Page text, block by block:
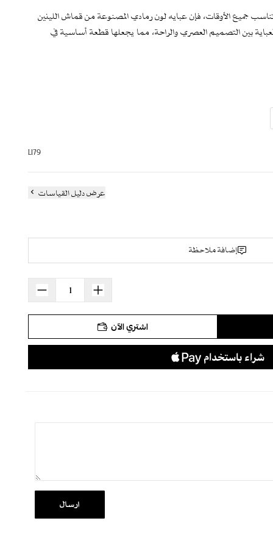
جميع الأوقات، فإن عبايه لون رمادي المصنوعة من قماش اللينين
بين التصميم العصري والراحة، مما يجعلها قطعة أساسية في
من الرقي
القماش والتطريز
والنعومة
والجاذبية
L179
عرض دليل القياسات
إضافة ملاحظة
اشتري الآن
إرسال